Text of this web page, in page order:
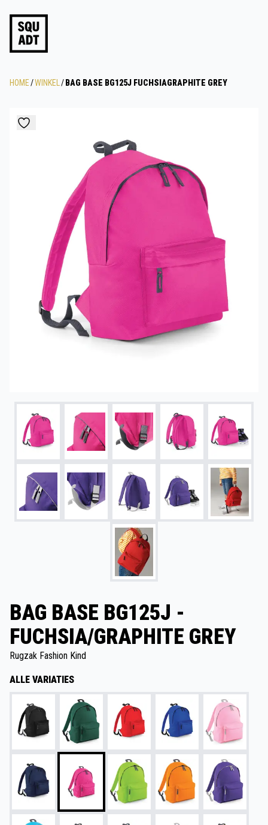
HOME/WINKEL / BAG BASE BG125J FUCHSIAGRAPHITE GREY
BAG BASE BG125J -
FUCHSIA/GRAPHITE GREY
Rugzak Fashion Kind
ALLE VARIATIES